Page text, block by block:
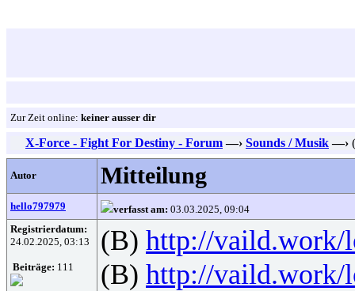
Zur Zeit online: keiner ausser dir
X-Force - Fight For Destiny - Forum —› Sounds / Musik —›
Autor Mitteilung
hello797979 verfasst am: 03.03.2025, 09:04
Registrierdatum:
24.02.2025, 03:13
Beiträge: 111
(B) http://vaild.work/
(B) http://vaild.work/